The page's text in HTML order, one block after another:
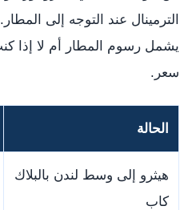
الترمينال عند التوجه إلى
يشمل رسوم المطار أم لا إذا
سعر.
الحالة
هيثرو إلى وسط لندن بالبلاك
كاب